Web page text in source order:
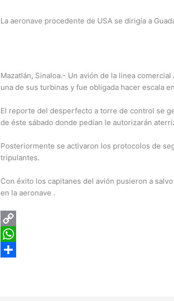
La aeronave procedente de USA se dirigía a
Mazatlán, Sinaloa.- Un avión de la linea
una de sus turbinas y fue obligada hacer escala
El reporte del desperfecto a torre de control se
de éste sábado donde pedían le autorizarán
Posteriormente se activaron los protocolos de
tripulantes.
Con éxito los capitanes del avión pusieron a
en la aeronave .
C
oW